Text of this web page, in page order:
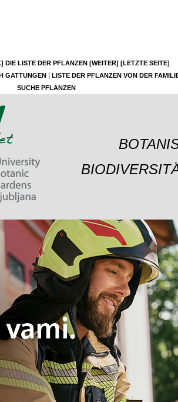
DIE LISTE DER PFLANZEN [WEITER] [LETZTE SEITE]
GATTUNGEN
LISTE DER PFLANZEN VON DER
SUCHE PFLANZEN